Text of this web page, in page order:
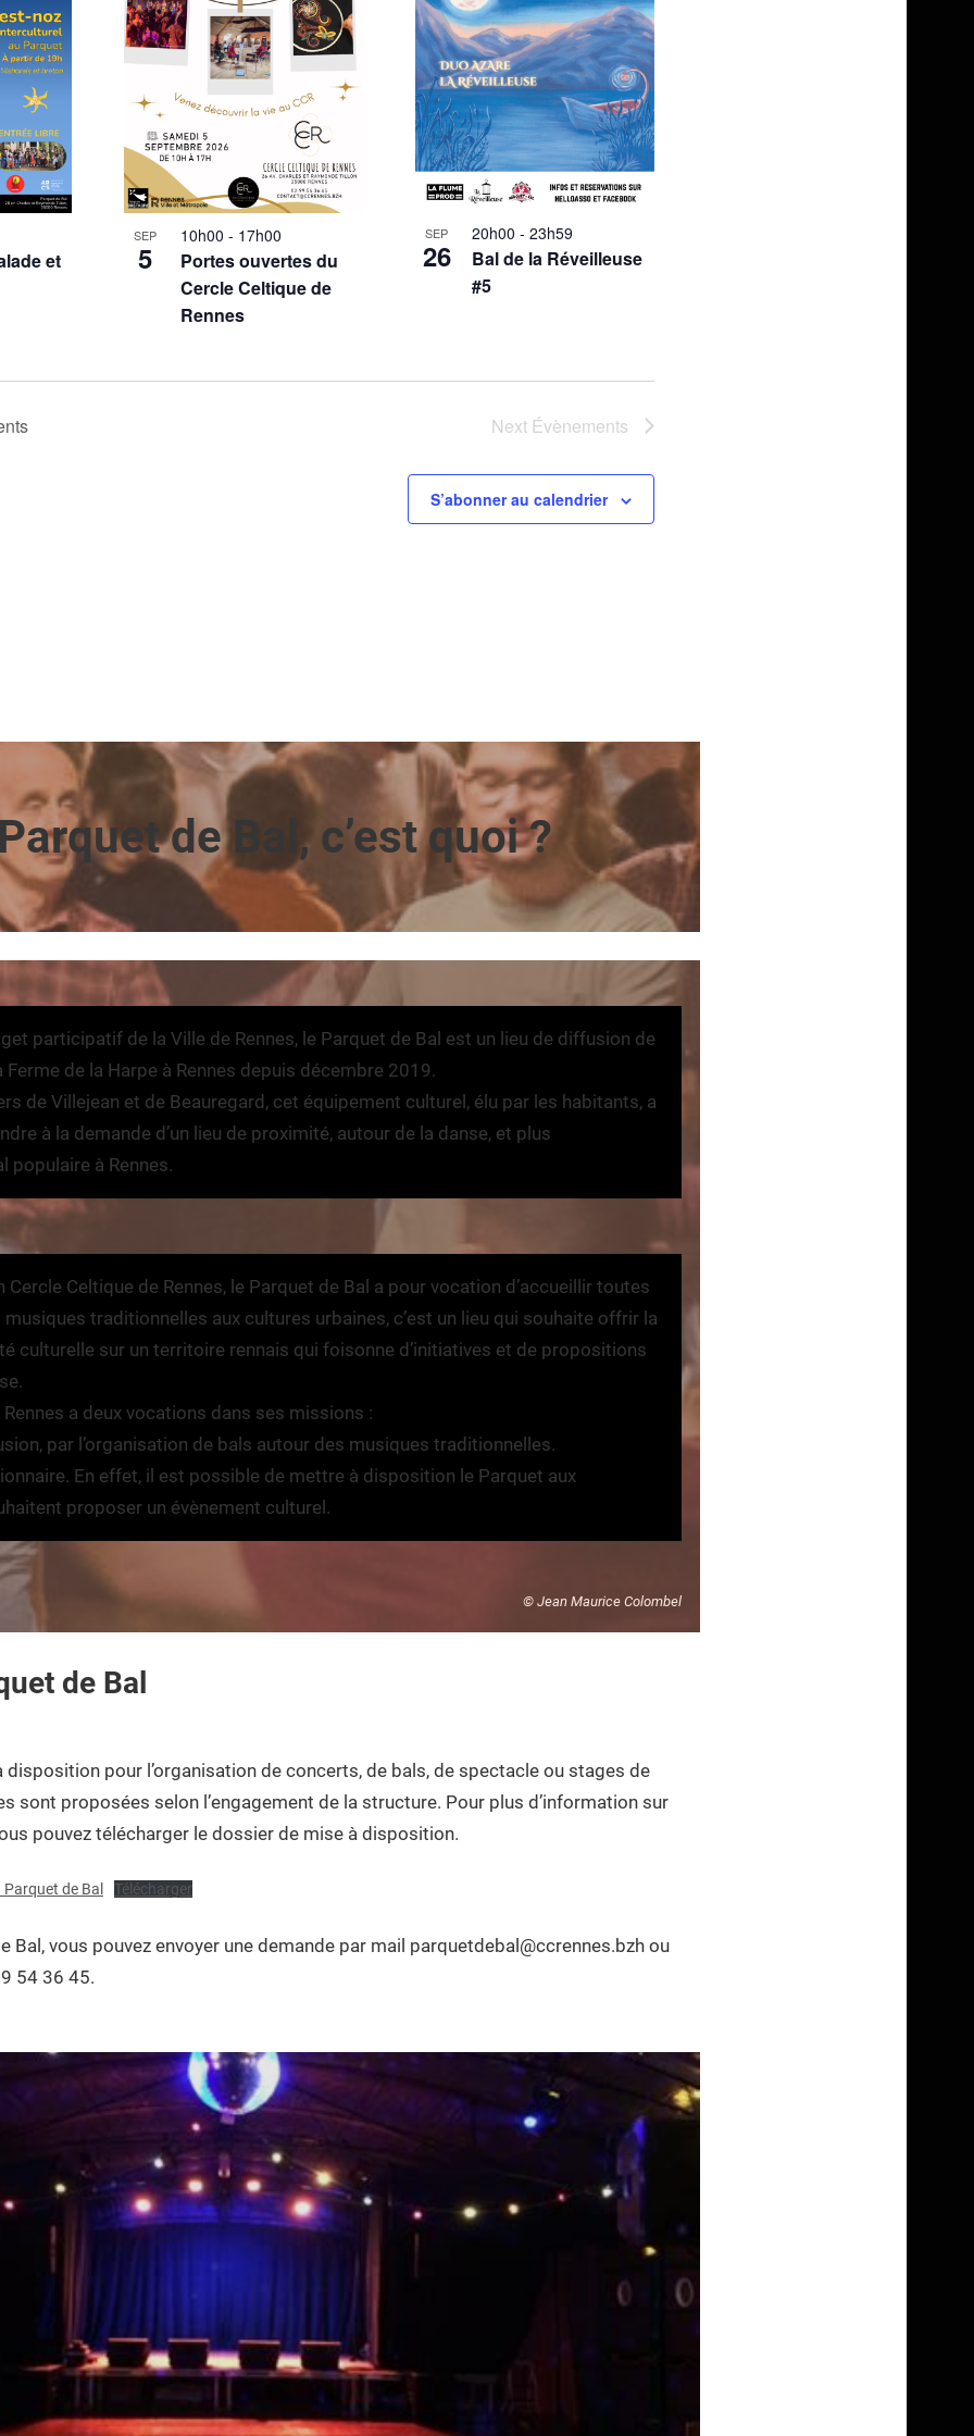
et
SEP
5
10h00 - 17h00
Portes ouvertes du
Cercle Celtique de
Rennes
SEP
26
20h00 - 23h59
Bal de la Réveilleuse
#5
Next Évènements
S’abonner au calendrier
de Bal, c’est quoi ?
participatif de la Ville de Rennes, le Parquet de Bal est un lieu de diffusion de
de la Harpe à Rennes depuis décembre 2019.
de Villejean et de Beauregard, cet équipement culturel, élu par les habitants, a
à la demande d’un lieu de proximité, autour de la danse, et plus
populaire à Rennes.
Cercle Celtique de Rennes, le Parquet de Bal a pour vocation d’accueillir toutes
traditionnelles aux cultures urbaines, c’est un lieu qui souhaite offrir la
culturelle sur un territoire rennais qui foisonne d’initiatives et de propositions
a deux vocations dans ses missions :
par l’organisation de bals autour des musiques traditionnelles.
En effet, il est possible de mettre à disposition le Parquet aux
proposer un évènement culturel.
© Jean Maurice Colombel
de Bal
pour l’organisation de concerts, de bals, de spectacle ou stages de
sont proposées selon l’engagement de la structure. Pour plus d’information sur
pouvez télécharger le dossier de mise à disposition.
de Bal Télécharger
Bal, vous pouvez envoyer une demande par mail parquetdebal@ccrennes.bzh ou
54 36 45.